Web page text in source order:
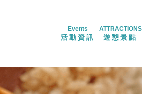
Events
活動資訊
ATTRACTIONS
遊憩景點